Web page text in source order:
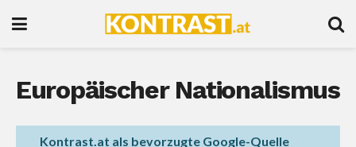
Europäischer Nationalismus
Kontrast.at als bevorzugte Google-Quelle